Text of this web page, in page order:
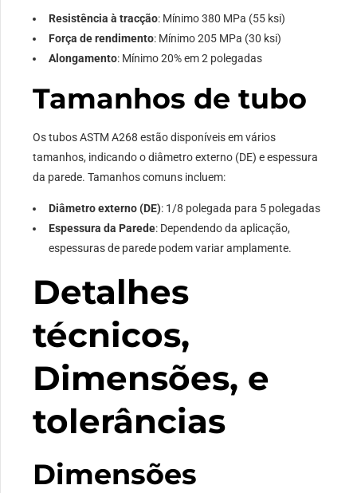
Resistência à tracção: Mínimo 380 MPa (55 ksi)
Força de rendimento: Mínimo 205 MPa (30 ksi)
Alongamento: Mínimo 20% em 2 polegadas
Tamanhos de tubo
Os tubos ASTM A268 estão disponíveis em vários
tamanhos, indicando o diâmetro externo (DE) e espessura
da parede. Tamanhos comuns incluem:
Diâmetro externo (DE): 1/8 polegada para 5 polegadas
Espessura da Parede: Dependendo da aplicação,
espessuras de parede podem variar amplamente.
Detalhes
técnicos,
Dimensões, e
tolerâncias
Dimensões